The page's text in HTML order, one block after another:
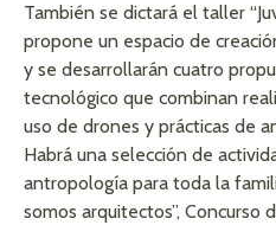
También se dictará el taller
propone un espacio de
y se desarrollarán cuatro
tecnológico que combinan
uso de drones y prácticas de
Habrá una selección de
antropología para toda la
somos arquitectos”, Concurso